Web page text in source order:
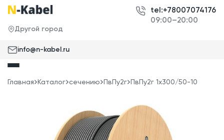
Другой город
tel:+78007074176
09:00–20:00
info@n-kabel.ru
Главная Каталог сечению ПвПу2г ПвПу2г 1x300/50-10